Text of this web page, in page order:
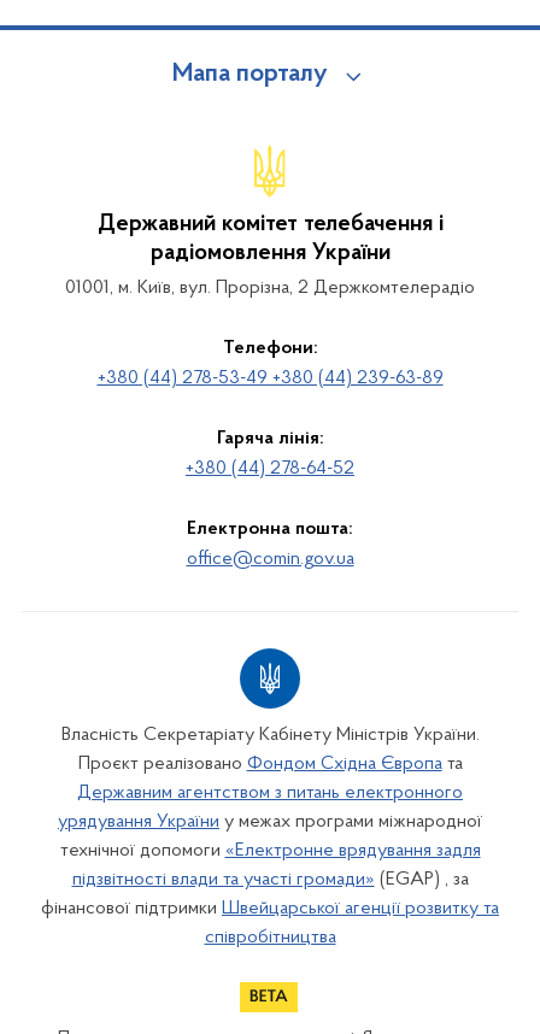
Мапа порталу
Державний комітет телебачення і
радіомовлення України
01001, м. Київ, вул. Прорізна, 2 Держкомтелерадіо
Телефони:
+380 (44) 278-53-49 +380 (44) 239-63-89
Гаряча лінія:
+380 (44) 278-64-52
Електронна пошта:
office@comin.gov.ua
Власність Секретаріату Кабінету Міністрів України.
Проєкт реалізовано Фондом Східна Європата
Державним агентством з питань електронного
урядування України у межах програми міжнародної
технічної допомоги «Електронне врядування задля
підзвітності влади та участі громади» (EGAP) , за
фінансової підтримки Швейцарської агенції розвитку та
співробітництва